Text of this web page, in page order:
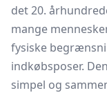
det 20.
mange
fysiske
indkøbsposer.
simpel og